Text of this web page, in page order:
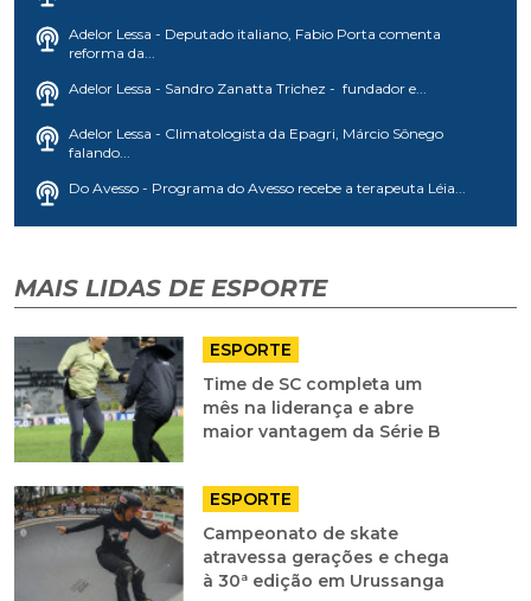
Adelor Lessa - Deputado italiano, Fabio Porta comenta
reforma da...
Adelor Lessa - Sandro Zanatta Trichez - fundador e...
Adelor Lessa - Climatologista da Epagri, Márcio Sônego
falando...
Do Avesso - Programa do Avesso recebe a terapeuta Léia...
MAIS LIDAS DE ESPORTE
ESPORTE
Time de SC completa um
mês na liderança e abre
maior vantagem da Série B
ESPORTE
Campeonato de skate
atravessa gerações e chega
à 30ª edição em Urussanga